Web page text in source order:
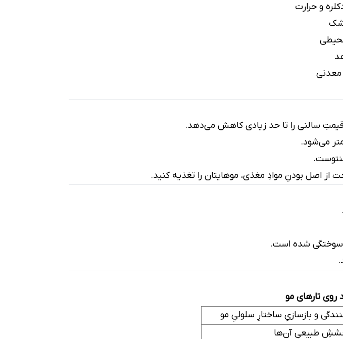
و حرارت
معدنی
سالنی را تا حد زیادی کاهش می‌دهد.
می‌شود.
از اصل بودنِ موادِ مغذی، موهایتان را تغذیه کنید.
سوختگی شده است.
تارهای مو
و بازسازیِ ساختارِ سلولیِ مو
طبیعیِ آن‌ها